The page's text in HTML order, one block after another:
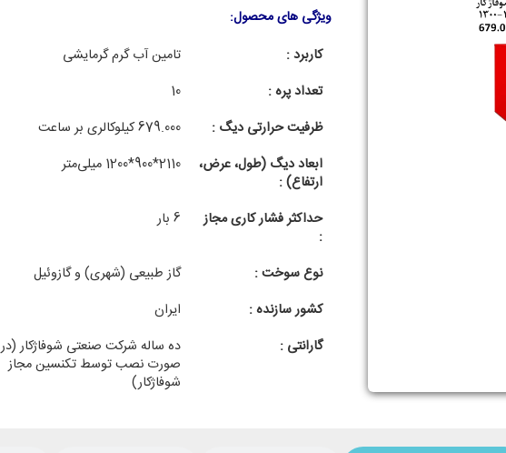
ویژگی های محصول:
کاربرد :
تامین آب گرم گرمایشی
تعداد پره :
10
ظرفیت حرارتی دیگ :
679.000 کیلوکالری بر ساعت
ابعاد دیگ (طول، عرض،
ارتفاع) :
2110*900*1200 میلی‌متر
حداکثر فشار کاری مجاز
:
6 بار
نوع سوخت :
گاز طبیعی (شهری) و گازوئیل
کشور سازنده :
ایران
گارانتی :
ده ساله شرکت صنعتی شوفاژکار (در
صورت نصب توسط تکنسین مجاز
شوفاژکار)